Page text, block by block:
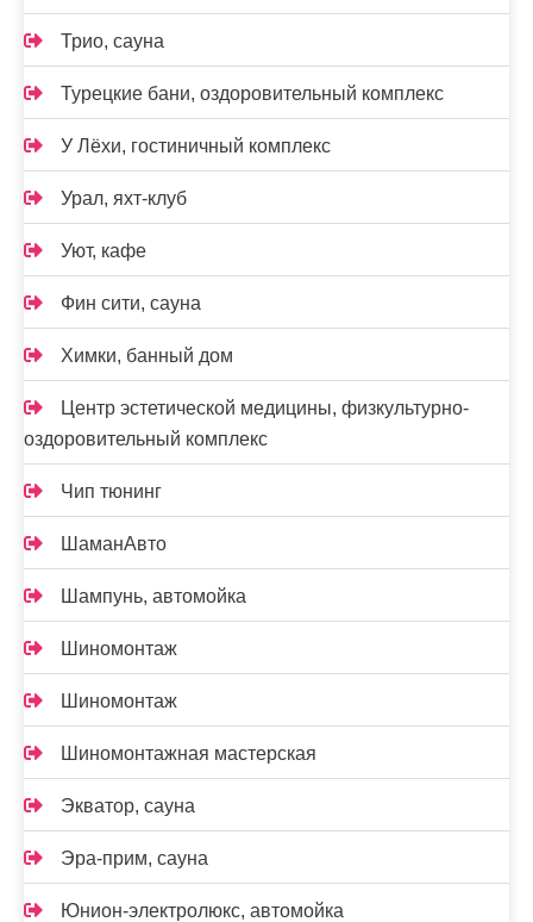
Трио, сауна
Турецкие бани, оздоровительный комплекс
У Лёхи, гостиничный комплекс
Урал, яхт-клуб
Уют, кафе
Фин сити, сауна
Химки, банный дом
Центр эстетической медицины, физкультурно-
оздоровительный комплекс
Чип тюнинг
ШаманАвто
Шампунь, автомойка
Шиномонтаж
Шиномонтаж
Шиномонтажная мастерская
Экватор, сауна
Эра-прим, сауна
Юнион-электролюкс, автомойка